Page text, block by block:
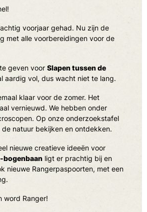
voorjaar gehad. Nu zijn de
met alle voorbereidingen voor de
geven voor Slapen tussen de
aardig vol, dus wacht niet te lang.
klaar voor de zomer. Het
vernieuwd. We hebben onder
Op onze onderzoekstafel
de natuur bekijken en ontdekken.
nieuwe creatieve ideeën voor
bogenbaan ligt er prachtig bij en
nieuwe Rangerpaspoorten, met een
word Ranger!